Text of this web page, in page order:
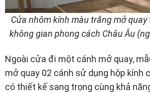
Cửa nhôm kính màu trắng mở
không gian phong cách Châu Âu
Ngoài cửa đi một cánh mở quay,
mở quay 02 cánh sử dụng hộp kính
có thiết kế sang trọng cùng khả